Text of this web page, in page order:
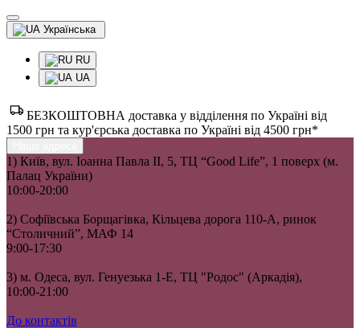
Українська
RU
UA
БЕЗКОШТОВНА доставка у відділення по Україні від
1500 грн та кур'єрська доставка по Україні від 4500 грн*
1) Київ, вул. Іоанна Павла II, 5, ТЦ “Good Life”, 1 поверх (м.
Палац України)
10:00-20:00
2) Софіївська Борщагівка, Кільцева дорога 110-А, ринок
“Столичний”, МАФ 14
9:00-17:30
3) м. Одеса, вул. Генуезька 1-Е, ТЦ "Родос" (Аркадія),
10:00-21:00
До контактів